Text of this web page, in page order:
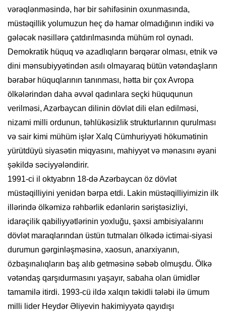
vərəqlənməsində, hər bir səhifəsinin oxunmasında,
müstəqillik yolumuzun heç də hamar olmadığının indiki və
gələcək nəsillərə çatdırılmasında mühüm rol oynadı.
Demokratik hüquq və azadlıqların bərqərar olması, etnik və
dini mənsubiyyətindən asılı olmayaraq bütün vətəndaşların
bərabər hüquqlarının tanınması, hətta bir çox Avropa
ölkələrindən daha əvvəl qadınlara seçki hüququnun
verilməsi, Azərbaycan dilinin dövlət dili elan edilməsi,
nizami milli ordunun, təhlükəsizlik strukturlarının qurulması
və sair kimi mühüm işlər Xalq Cümhuriyyəti hökumətinin
yürütdüyü siyasətin miqyasını, mahiyyət və mənasını əyani
şəkildə səciyyələndirir.
1991-ci il oktyabrın 18-də Azərbaycan öz dövlət
müstəqilliyini yenidən bərpa etdi. Lakin müstəqilliyimizin ilk
illərində ölkəmizə rəhbərlik edənlərin səriştəsizliyi,
idarəçilik qabiliyyətlərinin yoxluğu, şəxsi ambisiyalarını
dövlət maraqlarından üstün tutmaları ölkədə ictimai-siyasi
durumun gərginləşməsinə, xaosun, anarxiyanın,
özbaşınalıqların baş alıb getməsinə səbəb olmuşdu. Ölkə
vətəndaş qarşıdurmasını yaşayır, sabaha olan ümidlər
tamamilə itirdi. 1993-cü ildə xalqın təkidli tələbi ilə ümum
milli lider Heydər Əliyevin hakimiyyətə qayıdışı